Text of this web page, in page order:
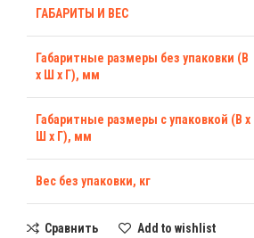
ГАБАРИТЫ И ВЕС
Габаритные размеры без упаковки (В
х Ш х Г), мм
Габаритные размеры с упаковкой (В х
Ш х Г), мм
Вес без упаковки, кг
Сравнить Add to wishlist